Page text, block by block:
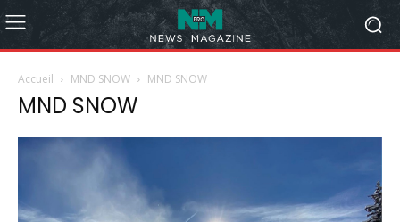
Accueil MND SNOW MND SNOW
MND SNOW